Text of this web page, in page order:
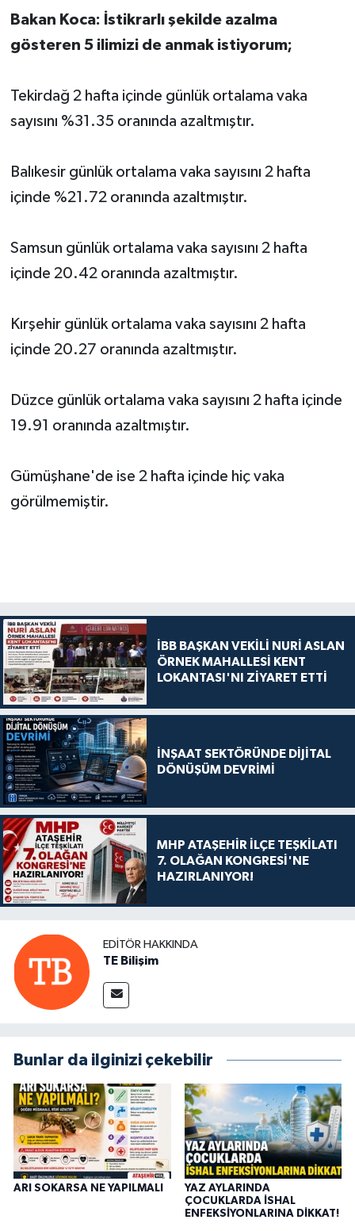
Bakan Koca: İstikrarlı şekilde azalma
gösteren 5 ilimizi de anmak istiyorum;
Tekirdağ 2 hafta içinde günlük ortalama vaka
sayısını %31.35 oranında azaltmıştır.
Balıkesir günlük ortalama vaka sayısını 2 hafta
içinde %21.72 oranında azaltmıştır.
Samsun günlük ortalama vaka sayısını 2 hafta
içinde 20.42 oranında azaltmıştır.
Kırşehir günlük ortalama vaka sayısını 2 hafta
içinde 20.27 oranında azaltmıştır.
Düzce günlük ortalama vaka sayısını 2 hafta içinde
19.91 oranında azaltmıştır.
Gümüşhane'de ise 2 hafta içinde hiç vaka
görülmemiştir.
İBB BAŞKAN VEKİLİ NURİ ASLAN
ÖRNEK MAHALLESİ KENT
LOKANTASI'NI ZİYARET ETTİ
İNŞAAT SEKTÖRÜNDE DİJİTAL
DÖNÜŞÜM DEVRİMİ
MHP ATAŞEHİR İLÇE TEŞKİLATI
7. OLAĞAN KONGRESİ'NE
HAZIRLANIYOR!
EDITÖR HAKKINDA
TE Bilişim
Bunlar da ilginizi çekebilir
ARI SOKARSA NE YAPILMALI
YAZ AYLARINDA
ÇOCUKLARDA İSHAL
ENFEKSİYONLARINA DİKKAT!